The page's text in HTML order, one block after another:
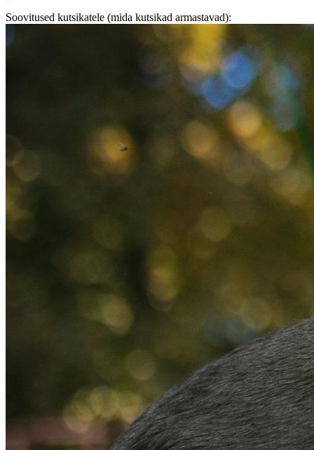
Soovitused kutsikatele (mida kutsikad armastavad):